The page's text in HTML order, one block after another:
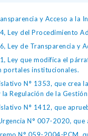
y Acceso a la
Ley del Procedimiento
Ley de Transparencia y
Ley que modifica el
portales institucionales.
N° 1353, que crea
la Regulación de la
N° 1412, que
N° 007-2020,